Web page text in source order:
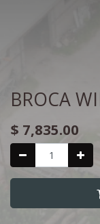
BROCA
$ 7,835.00